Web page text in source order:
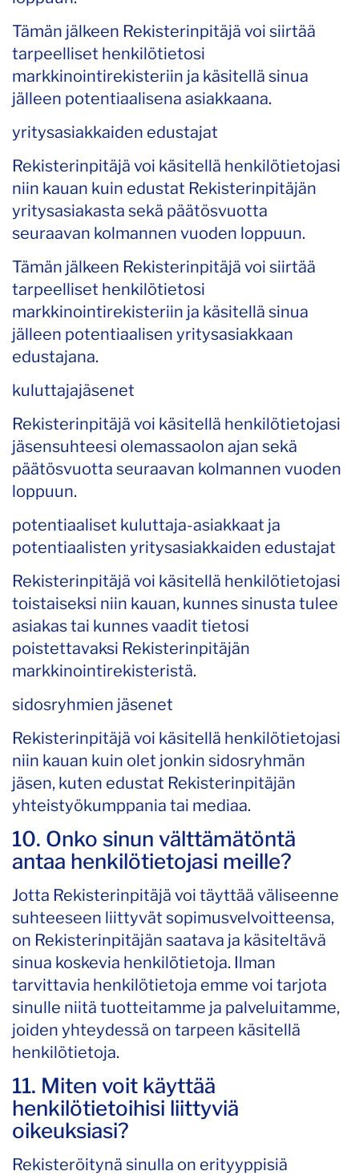
Tämän jälkeen Rekisterinpitäjä voi siirtää
tarpeelliset henkilötietosi
markkinointirekisteriin ja käsitellä sinua
jälleen potentiaalisena asiakkaana.
yritysasiakkaiden edustajat
Rekisterinpitäjä voi käsitellä henkilötietojasi
niin kauan kuin edustat Rekisterinpitäjän
yritysasiakasta sekä päätösvuotta
seuraavan kolmannen vuoden loppuun.
Tämän jälkeen Rekisterinpitäjä voi siirtää
tarpeelliset henkilötietosi
markkinointirekisteriin ja käsitellä sinua
jälleen potentiaalisen yritysasiakkaan
edustajana.
kuluttajajäsenet
Rekisterinpitäjä voi käsitellä henkilötietojasi
jäsensuhteesi olemassaolon ajan sekä
päätösvuotta seuraavan kolmannen vuoden
loppuun.
potentiaaliset kuluttaja-asiakkaat ja
potentiaalisten yritysasiakkaiden edustajat
Rekisterinpitäjä voi käsitellä henkilötietojasi
toistaiseksi niin kauan, kunnes sinusta tulee
asiakas tai kunnes vaadit tietosi
poistettavaksi Rekisterinpitäjän
markkinointirekisteristä.
sidosryhmien jäsenet
Rekisterinpitäjä voi käsitellä henkilötietojasi
niin kauan kuin olet jonkin sidosryhmän
jäsen, kuten edustat Rekisterinpitäjän
yhteistyökumppania tai mediaa.
10. Onko sinun välttämätöntä
antaa henkilötietojasi meille?
Jotta Rekisterinpitäjä voi täyttää väliseenne
suhteeseen liittyvät sopimusvelvoitteensa,
on Rekisterinpitäjän saatava ja käsiteltävä
sinua koskevia henkilötietoja. Ilman
tarvittavia henkilötietoja emme voi tarjota
sinulle niitä tuotteitamme ja palveluitamme,
joiden yhteydessä on tarpeen käsitellä
henkilötietoja.
11. Miten voit käyttää
henkilötietoihisi liittyviä
oikeuksiasi?
Rekisteröitynä sinulla on erityyppisiä